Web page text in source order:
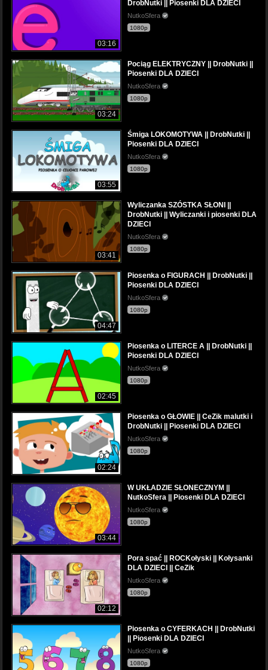
03:16
DrobNutki || Piosenki DLA DZIECI
NutkoSfera
1080p
03:24
Pociąg ELEKTRYCZNY || DrobNutki ||
Piosenki DLA DZIECI
NutkoSfera
1080p
03:55
Śmiga LOKOMOTYWA || DrobNutki ||
Piosenki DLA DZIECI
NutkoSfera
1080p
03:41
Wyliczanka SZÓSTKA SŁONI ||
DrobNutki || Wyliczanki i piosenki DLA
DZIECI
NutkoSfera
1080p
04:47
Piosenka o FIGURACH || DrobNutki ||
Piosenki DLA DZIECI
NutkoSfera
1080p
02:45
Piosenka o LITERCE A || DrobNutki ||
Piosenki DLA DZIECI
NutkoSfera
1080p
02:24
Piosenka o GŁOWIE || CeZik malutki i
DrobNutki || Piosenki DLA DZIECI
NutkoSfera
1080p
03:44
W UKŁADZIE SŁONECZNYM ||
NutkoSfera || Piosenki DLA DZIECI
NutkoSfera
1080p
02:12
Pora spać || ROCKołyski || Kołysanki
DLA DZIECI || CeZik
NutkoSfera
1080p
Piosenka o CYFERKACH || DrobNutki
|| Piosenki DLA DZIECI
NutkoSfera
1080p